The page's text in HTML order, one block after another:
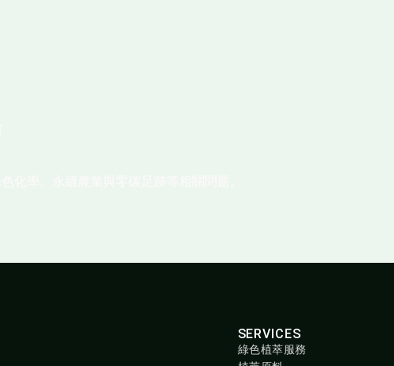
SERVICES
綠色植萃服務